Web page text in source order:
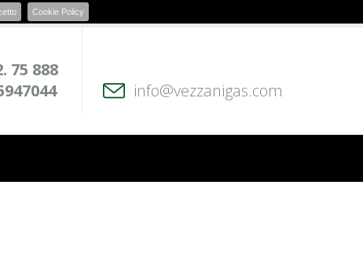
Cookie Policy
75 888
info@vezzanigas.com